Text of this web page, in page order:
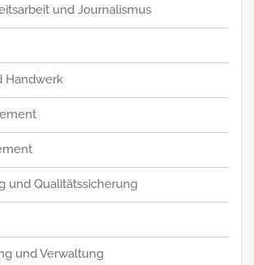
und Journalismus
Handwerk
und Qualitätssicherung
und Verwaltung